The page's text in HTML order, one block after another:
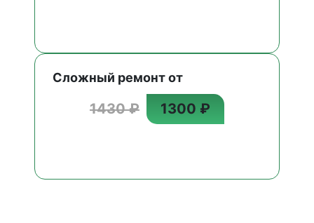
Сложный ремонт от
1430 ₽ 1300 ₽